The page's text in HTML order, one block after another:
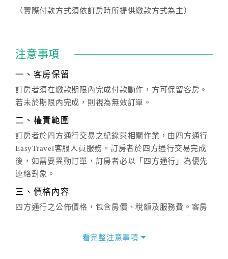
（實際付款方式須依訂房時所提供繳款方式為主）
注意事項
一、客房保留
訂房者須在繳款期限內完成付款動作，方可保留客房。
若未於期限內完成，則視為無效訂單。
二、權責範圍
訂房者於四方通行交易之紀錄與相關作業，由四方通行
EasyTravel客服人員服務。訂房者於四方通行交易完成
後，如需要異動訂單，訂房者必以「四方通行」為優先
連絡對象。
三、價格內容
四方通行之公佈價格，包含房價、稅額及服務費。客房
價」之當日價格為標準。
看完整注意事項